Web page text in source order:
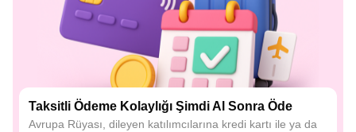
Taksitli Ödeme Kolaylığı Şimdi Al Sonra Öde
Avrupa Rüyası, dileyen katılımcılarına kredi kartı ile ya da